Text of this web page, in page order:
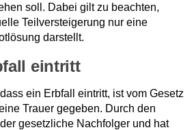
soll. Dabei gilt zu beachten,
Teilversteigerung nur eine
darstellt.
eintritt
ein Erbfall eintritt, ist vom Gesetz
Trauer gegeben. Durch den
gesetzliche Nachfolger und hat